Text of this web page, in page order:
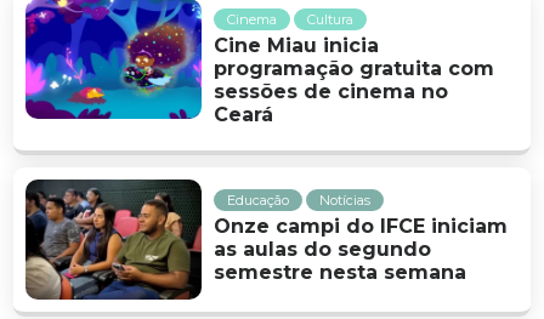
Cinema Cultura
Cine Miau inicia
programação gratuita com
sessões de cinema no
Ceará
Educação Notícias
Onze campi do IFCE iniciam
as aulas do segundo
semestre nesta semana